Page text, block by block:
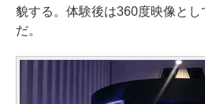
貌する。体験後は360度映像と
だ。